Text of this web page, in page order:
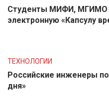
Студенты МИФИ, МГИМО
электронную «Капсулу
ТЕХНОЛОГИИ
Российские инженеры
дня»